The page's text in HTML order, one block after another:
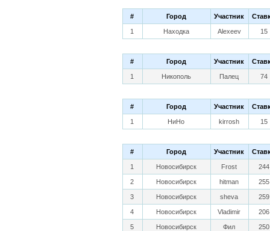
# Город Участник
1 Находка Alexeev 15
# Город Участник
1 Никополь Палец 74
# Город Участник
1 НиНо kirrosh 15
# Город Участник
1 Новосибирск Frost 244
2 Новосибирск hitman 255
3 Новосибирск sheva 259
4 Новосибирск Vladimir 206
5 Новосибирск Фил 250